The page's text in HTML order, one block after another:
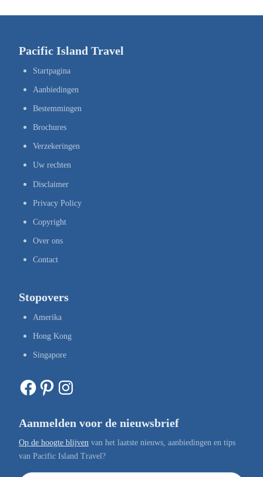
Pacific Island Travel
Startpagina
Aanbiedingen
Bestemmingen
Brochures
Verzekeringen
Uw rechten
Disclaimer
Privacy Policy
Copyright
Over ons
Contact
Stopovers
Amerika
Hong Kong
Singapore
Facebook Pinterest Instagram
Aanmelden voor de nieuwsbrief
Op de hoogte blijven van het laatste nieuws, aanbiedingen en tips
van Pacific Island Travel?